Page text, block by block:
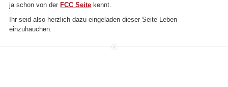
ja schon von der FCC Seite kennt.
Ihr seid also herzlich dazu eingeladen dieser Seite Leben
einzuhauchen.